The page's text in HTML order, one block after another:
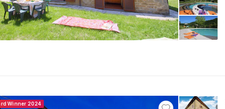
Winner 2024